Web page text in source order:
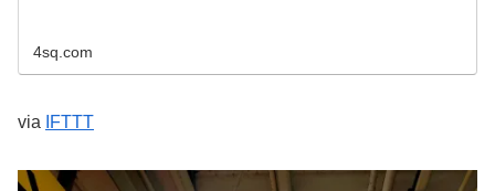
4sq.com
via IFTTT